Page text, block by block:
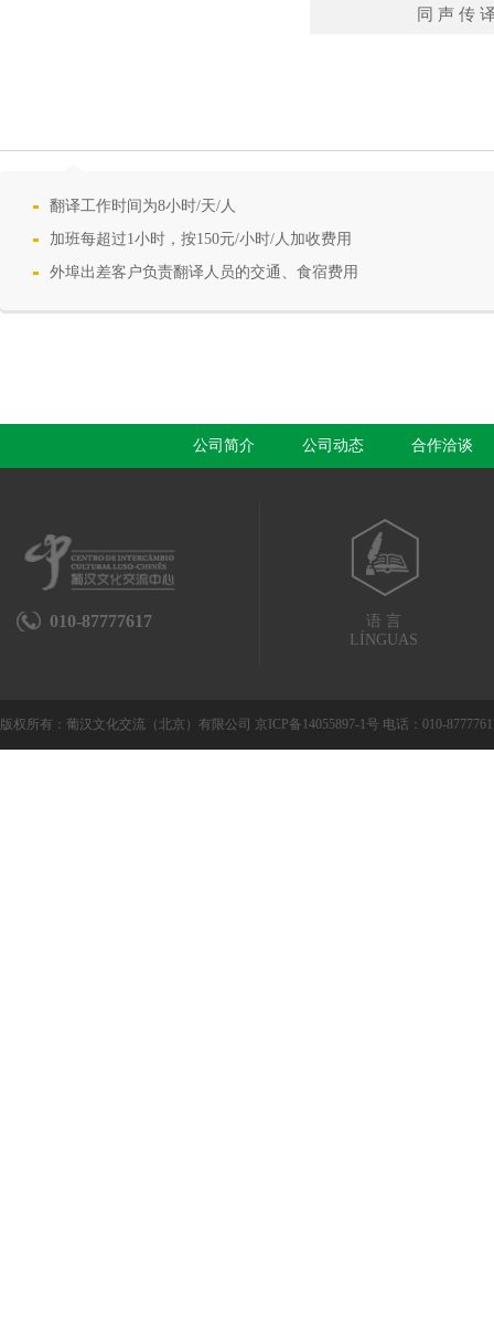
同 声 传
翻译工作时间为8小时/天/人
加班每超过1小时，按150元/小时/人加收费用
外埠出差客户负责翻译人员的交通、食宿费用
公司简介 公司动态 合作洽谈
010-87777617
语 言
LÍNGUAS
版权所有：葡汉文化交流（北京）有限公司 京ICP备14055897-1号 电话：010-